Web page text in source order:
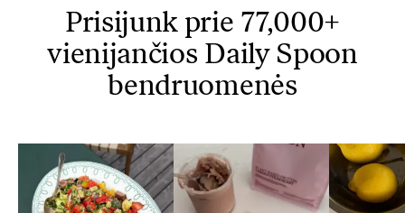
Prisijunk prie 77,000+
vienijančios Daily Spoon
bendruomenės